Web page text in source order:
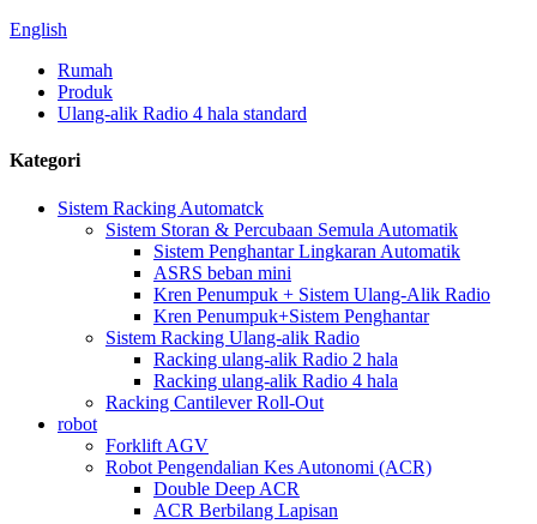
English
Rumah
Produk
Ulang-alik Radio 4 hala standard
Kategori
Sistem Racking Automatck
Sistem Storan & Percubaan Semula Automatik
Sistem Penghantar Lingkaran Automatik
ASRS beban mini
Kren Penumpuk + Sistem Ulang-Alik Radio
Kren Penumpuk+Sistem Penghantar
Sistem Racking Ulang-alik Radio
Racking ulang-alik Radio 2 hala
Racking ulang-alik Radio 4 hala
Racking Cantilever Roll-Out
robot
Forklift AGV
Robot Pengendalian Kes Autonomi (ACR)
Double Deep ACR
ACR Berbilang Lapisan